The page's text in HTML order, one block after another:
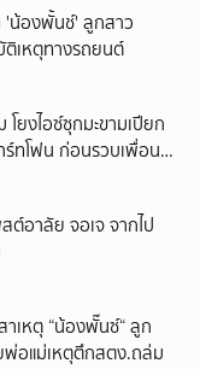
'น้องพั้นช์' ลูกสาว
เหตุทางรถยนต์
ยงไอซ์ซุกมะขามเปียก
ทโฟน ก่อนรวบเพื่อน
สินบนคาโรงพัก
ต์อาลัย จอเจ จากไป
าเหตุ “น้องพั๊นซ์“ ลูก
อแม่เหตุตึกสตง.ถล่ม